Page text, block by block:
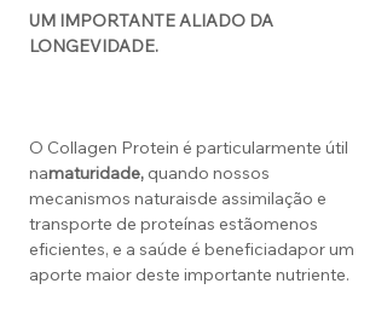
UM IMPORTANTE ALIADO DA
LONGEVIDADE.
O Collagen Protein é particularmente útil
namaturidade, quando nossos
mecanismos naturaisde assimilação e
transporte de proteínas estãomenos
eficientes, e a saúde é beneficiadapor um
aporte maior deste importante nutriente.